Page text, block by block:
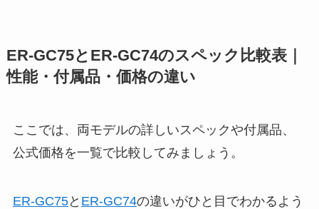
ER-GC75とER-GC74のスペック比較表｜
性能・付属品・価格の違い
ここでは、両モデルの詳しいスペックや付属品、
公式価格を一覧で比較してみましょう。
ER-GC75と ER-GC74の違いがひと目でわかるよう